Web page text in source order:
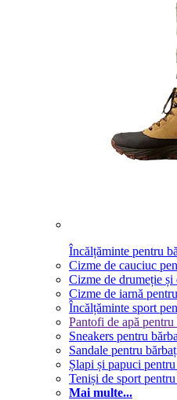
Încălțăminte pentru
Cizme de cauciuc
Cizme de drumeție
Cizme de iarnă
Încălțăminte sport
Pantofi de apă pentru
Sneakers pentru
Sandale pentru
Șlapi și papuci
Teniși de sport
Mai multe...